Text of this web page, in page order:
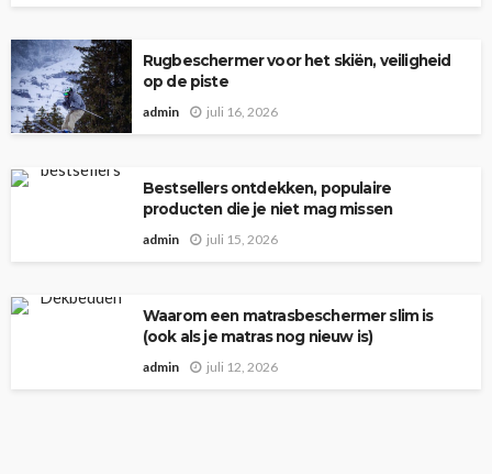
Rugbeschermer voor het skiën, veiligheid
op de piste
admin juli 16, 2026
Bestsellers ontdekken, populaire
producten die je niet mag missen
admin juli 15, 2026
Waarom een matrasbeschermer slim is
(ook als je matras nog nieuw is)
admin juli 12, 2026